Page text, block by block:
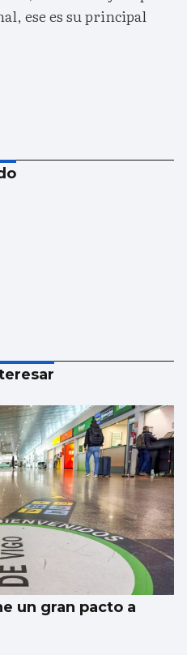
ese es su principal
un gran pacto a